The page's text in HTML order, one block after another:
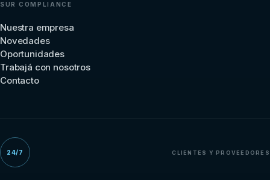
SUR COMPLIANCE
Nuestra empresa
Novedades
Oportunidades
Trabajá con nosotros
Contacto
24/7 CLIENTES Y PROVEEDORES